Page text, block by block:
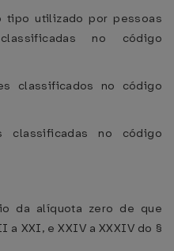
utilizado por pessoas
no código
classificados no código
classificadas no código
da alíquota zero de que
XXI, e XXIV a XXXIV do §